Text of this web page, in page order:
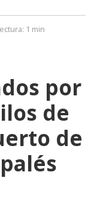
1 min
por
de
de